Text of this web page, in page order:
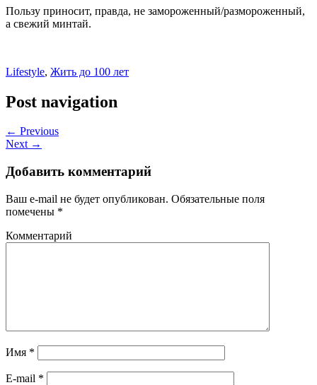
Пользу приносит, правда, не замороженный/размороженный,
а свежий минтай.
Lifestyle, Жить до 100 лет
Post navigation
← Previous
Next →
Добавить комментарий
Ваш e-mail не будет опубликован. Обязательные поля
помечены *
Комментарий
Имя *
E-mail *